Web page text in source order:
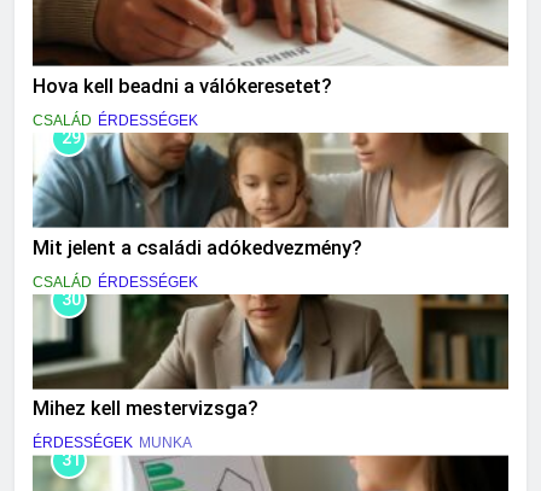
Hova kell beadni a válókeresetet?
CSALÁD ÉRDESSÉGEK
29
Mit jelent a családi adókedvezmény?
CSALÁD ÉRDESSÉGEK
30
Mihez kell mestervizsga?
ÉRDESSÉGEK MUNKA
31